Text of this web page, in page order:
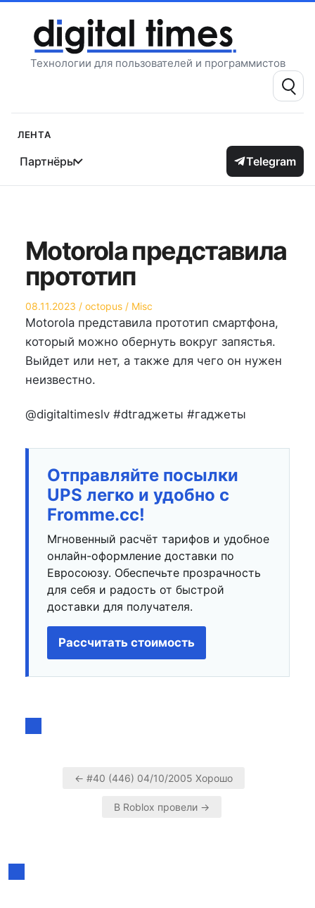
содержимому
Технологии для пользователей и программистов
Поиск:
Лента
Партнёры Telegram
Motorola представила
прототип
Опубликовано
на
08.11.2023 Автор
octopus
Опубликовано
в
Misc
Motorola представила прототип смартфона,
который можно обернуть вокруг запястья.
Выйдет или нет, а также для чего он нужен
неизвестно.
@digitaltimeslv #dtгаджеты #гаджеты
Отправляйте посылки
UPS легко и удобно с
Fromme.cc!
Мгновенный расчёт тарифов и удобное
онлайн-оформление доставки по
Евросоюзу. Обеспечьте прозрачность
для себя и радость от быстрой
доставки для получателя.
Рассчитать стоимость
Навигация
← #40 (446) 04/10/2005 Хорошо
В Roblox провели →